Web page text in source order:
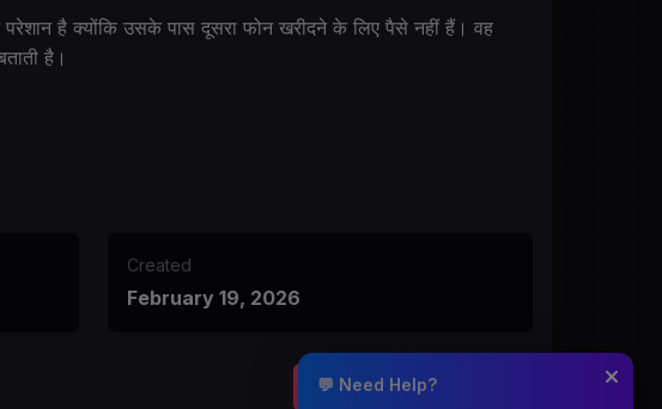
है क्योंकि उसके पास दूसरा फोन खरीदने के लिए पैसे नहीं हैं। वह
है।
Created
February 19, 2026
START CHATTING
💬 Need Help?